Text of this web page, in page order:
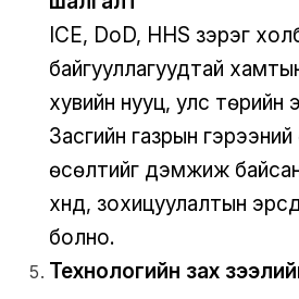
ICE, DoD, HHS зэрэг
байгууллагуудтай
хувийн нууц, улс төрийн
Засгийн газрын
өсөлтийг дэмжиж
хүнд, зохицуулалтын
болно.
Технологийн зах